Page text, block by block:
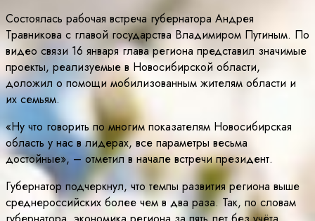
Состоялась рабочая встреча губернатора Андрея
Травникова с главой государства Владимиром Путиным. По
видео связи 16 января глава региона представил значимые
проекты, реализуемые в Новосибирской области,
доложил о помощи мобилизованным жителям области и
их семьям.
«Ну что говорить по многим показателям Новосибирская
область у нас в лидерах, все параметры весьма
достойные», – отметил в начале встречи президент.
Губернатор подчеркнул, что темпы развития региона выше
среднероссийских более чем в два раза. Так, по словам